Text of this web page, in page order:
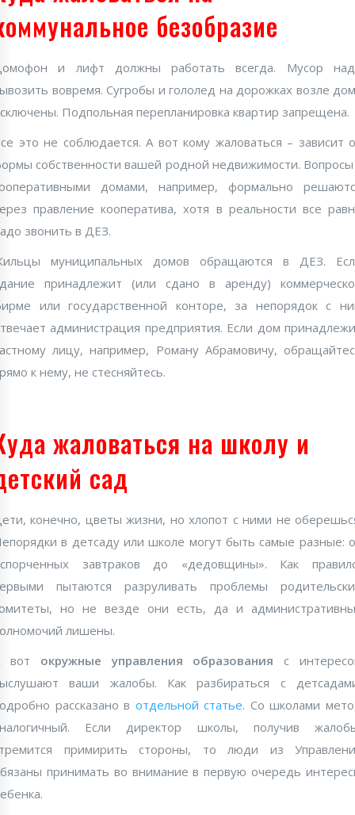
безобразие
и лифт должны работать всегда. Мусор
вовремя. Сугробы и гололед на дорожках возле
Подпольная перепланировка квартир запрещена.
это не соблюдается. А вот кому жаловаться – зависит
собственности вашей родной недвижимости. Вопросы
домами, например, формально
правление кооператива, хотя в реальности все
звонить в ДЕЗ.
муниципальных домов обращаются в ДЕЗ.
принадлежит (или сдано в аренду)
или государственной конторе, за непорядок с
администрация предприятия. Если дом
лицу, например, Роману Абрамовичу,
к нему, не стесняйтесь.
жаловаться на школу и
сад
конечно, цветы жизни, но хлопот с ними не
в детсаду или школе могут быть самые разные:
завтраков до «дедовщины». Как
пытаются разруливать проблемы
но не везде они есть, да и
лишены.
вот окружные управления образования с
ваши жалобы. Как разбираться с
рассказано в отдельной статье. Со школами
Если директор школы, получив
примирить стороны, то люди из
принимать во внимание в первую очередь